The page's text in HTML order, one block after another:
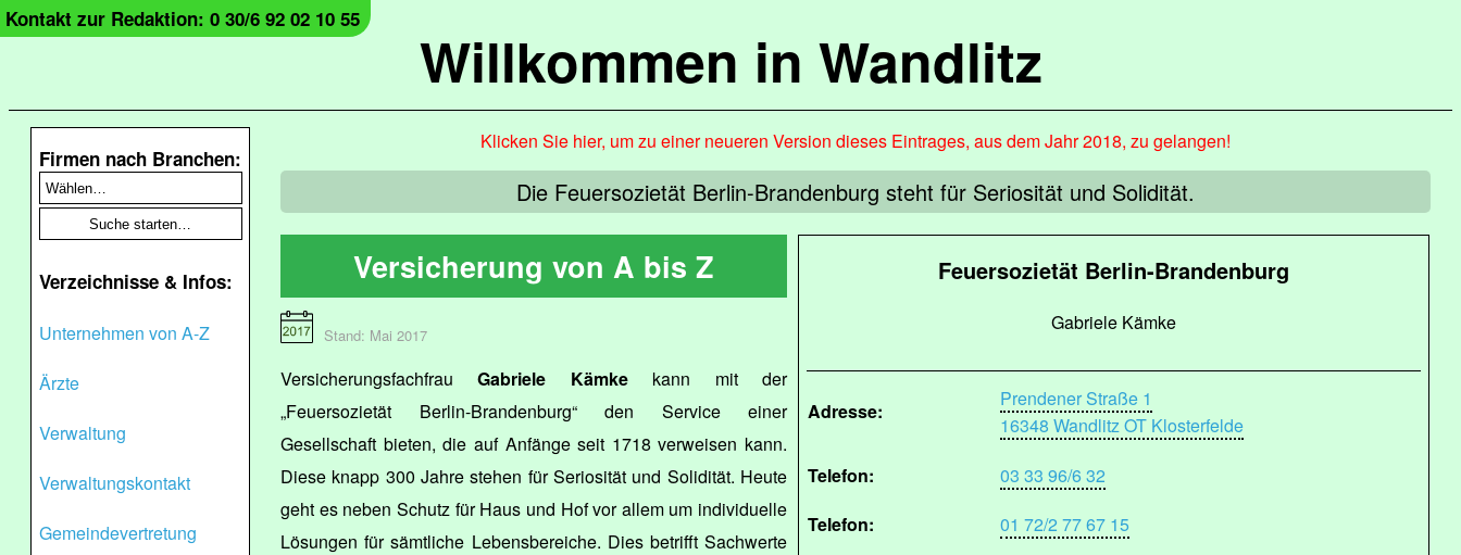
Willkommen in Wandlitz
Kontakt zur Redaktion: 0 30/6 92 02 10 55
Firmen nach Branchen:
Verzeichnisse & Infos:
Unternehmen von A-Z
Ärzte
Verwaltung
Verwaltungskontakt
Gemeindevertretung
Klicken Sie hier, um zu einer neueren Version dieses Eintrages, aus dem Jahr 2018, zu gelangen!
Die Feuersozietät Berlin-Brandenburg steht für Seriosität und Solidität.
Feuersozietät Berlin-Brandenburg
Gabriele Kämke
Adresse:
Prendener Straße 1
16348 Wandlitz OT Klosterfelde
Telefon:
03 33 96/6 32
Telefon:
01 72/2 77 67 15
Versicherung von A bis Z
Stand: Mai 2017
VersicherungsfachfrauGabriele Kämkekann mit der
„Feuersozietät Berlin-Brandenburg“ den Service einer
Gesellschaft bieten, die auf Anfänge seit 1718 verweisen kann.
Diese knapp 300 Jahre stehen für Seriosität und Solidität. Heute
geht es neben Schutz für Haus und Hof vor allem um individuelle
Lösungen für sämtliche Lebensbereiche. Dies betrifft Sachwerte